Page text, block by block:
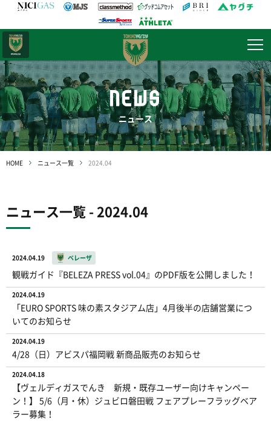
NEWS
ニュース
HOME ニュース一覧 2024.04
ニュース一覧 - 2024.04
2024.04.19 ベレーザ
観戦ガイド『BELEZA PRESS vol.04』のPDF版を公開しました！
2024.04.19
「EURO SPORTS 味の素スタジアム店」4月後半の店舗営業につ
いてのお知らせ
2024.04.19
4/28（日）アビスパ福岡戦 新商品販売のお知らせ
2024.04.18
【ヴェルディガスでんき 新規・既存ユーザー向けキャンペー
ン！】 5/6（月・休）ジュビロ磐田戦 フェアプレーフラッグベア
ラー募集！